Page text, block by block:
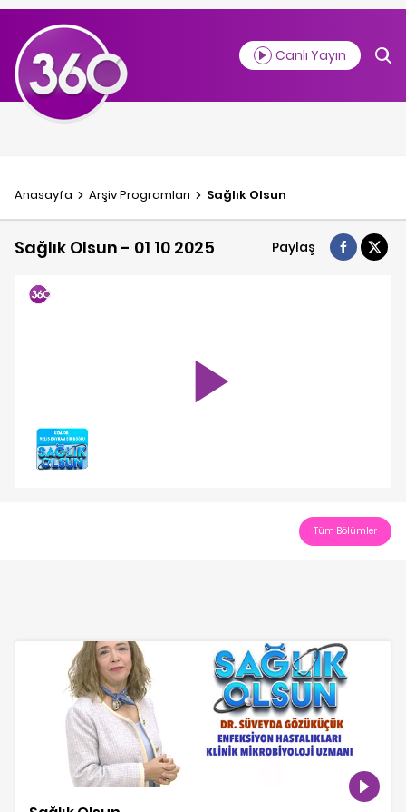
Canlı Yayın
Anasayfa Arşiv Programları Sağlık Olsun
Sağlık Olsun - 01 10 2025 Paylaş
Play
Tüm Bölümler